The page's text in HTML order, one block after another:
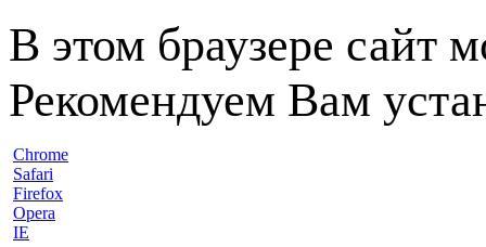
В этом браузере сайт
Рекомендуем Вам
Chrome
Safari
Firefox
Opera
IE